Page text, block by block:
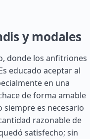
y modales
donde los anfitriones
educado aceptar al
en una
de forma amable
siempre es necesario
razonable de
satisfecho; sin